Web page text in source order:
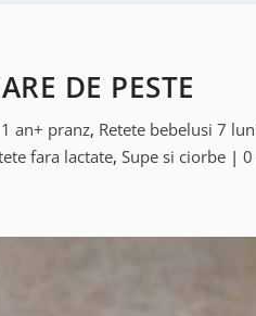
DE PESTE
an+ pranz, Retete bebelusi 7
fara lactate, Supe si ciorbe| 0